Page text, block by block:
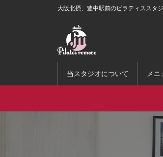
ッ
移
大阪北摂、豊中駅前のピラティススタ
当スタジオについて メ